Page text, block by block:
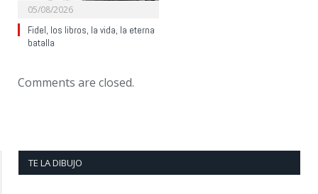
05/08/2026
Fidel, los libros, la vida, la eterna
batalla
Comments are closed.
TE LA DIBUJO